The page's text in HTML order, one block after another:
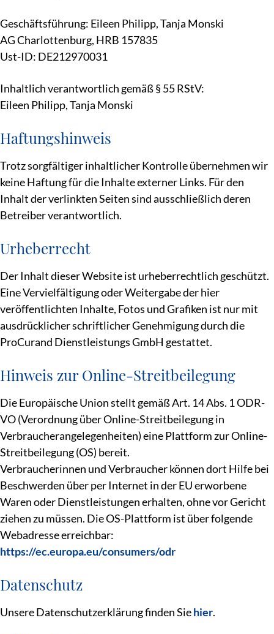
Geschäftsführung: Eileen Philipp, Tanja Monski
AG Charlottenburg, HRB 157835
Ust-ID: DE212970031
Inhaltlich verantwortlich gemäß § 55 RStV:
Eileen Philipp, Tanja Monski
Haftungshinweis
Trotz sorgfältiger inhaltlicher Kontrolle übernehmen wir
keine Haftung für die Inhalte externer Links. Für den
Inhalt der verlinkten Seiten sind ausschließlich deren
Betreiber verantwortlich.
Urheberrecht
Der Inhalt dieser Website ist urheberrechtlich geschützt.
Eine Vervielfältigung oder Weitergabe der hier
veröffentlichten Inhalte, Fotos und Grafiken ist nur mit
ausdrücklicher schriftlicher Genehmigung durch die
ProCurand Dienstleistungs GmbH gestattet.
Hinweis zur Online-Streitbeilegung
Die Europäische Union stellt gemäß Art. 14 Abs. 1 ODR-
VO (Verordnung über Online-Streitbeilegung in
Verbraucherangelegenheiten) eine Plattform zur Online-
Streitbeilegung (OS) bereit.
Verbraucherinnen und Verbraucher können dort Hilfe bei
Beschwerden über per Internet in der EU erworbene
Waren oder Dienstleistungen erhalten, ohne vor Gericht
ziehen zu müssen. Die OS-Plattform ist über folgende
Webadresse erreichbar:
https://ec.europa.eu/consumers/odr
Datenschutz
Unsere Datenschutzerklärung finden Siehier.